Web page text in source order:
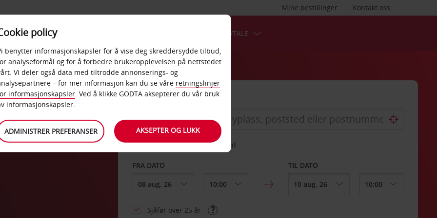
Kontakt oss
Mine bestillinger
PRODUKTER BEDRIFTSAVTALE
HENT FRA
Velg et annet leveringssted
FRA DATO TIL DATO
Sjåfør over 25 år
policy
benytter informasjonskapsler for å vise deg skreddersydde tilbud,
analyseformål og for å forbedre brukeropplevelsen på nettstedet
Vi deler også data med tiltrodde annonserings- og
– for mer informasjon kan du se våre retningslinjer
informasjonskapsler. Ved å klikke GODTA aksepterer du vår bruk
informasjonskapsler.
ADMINISTRER PREFERANSER AKSEPTER OG LUKK